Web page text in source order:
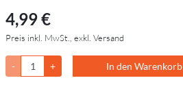
4,99 €
Preis inkl. MwSt., exkl. Versand
- + In den Warenkorb